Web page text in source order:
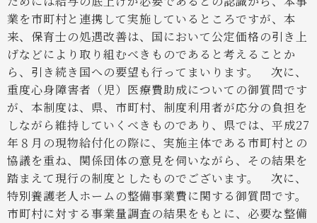
業を市町村と連携して実施しているところですが、本
来、保育士の処遇改善は、国において公定価格の引き上
げなどにより取り組むべきものであると考えることか
ら、引き続き国への要望も行ってまいります。
次に、
重度心身障害者（児）医療費助成についての御質問です
が、本制度は、県、市町村、制度利用者が応分の負担を
しながら維持していくべきものであり、県では、平成27
年８月の現物給付化の際に、実施主体である市町村との
協議を重ね、関係団体の意見を伺いながら、その結果を
踏まえて現行の制度としたものでございます。
次に、
特別養護老人ホームの整備事業費に関する御質問です。
市町村に対する事業量調査の結果をもとに、必要な整備